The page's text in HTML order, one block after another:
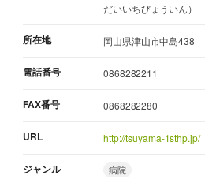
だいいちびょういん）
所在地 岡山県津山市中島438
電話番号 0868282211
FAX番号 0868282280
URL http://tsuyama-1sthp.jp/
ジャンル 病院